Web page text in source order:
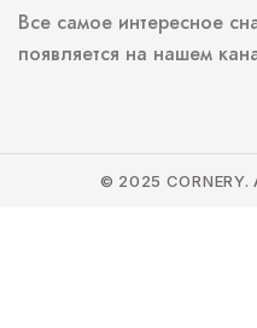
Все самое интересное
появляется на нашем
© 2025 CORNERY.